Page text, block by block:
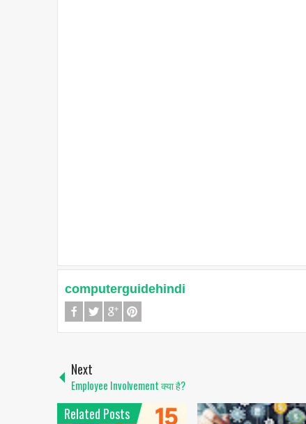
computerguidehindi
Next
Employee Involvement क्या है?
Related Posts